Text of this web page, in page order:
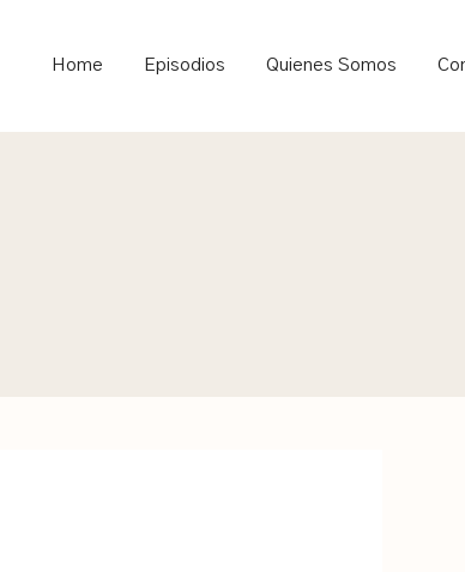
Home Episodios Quienes Somos